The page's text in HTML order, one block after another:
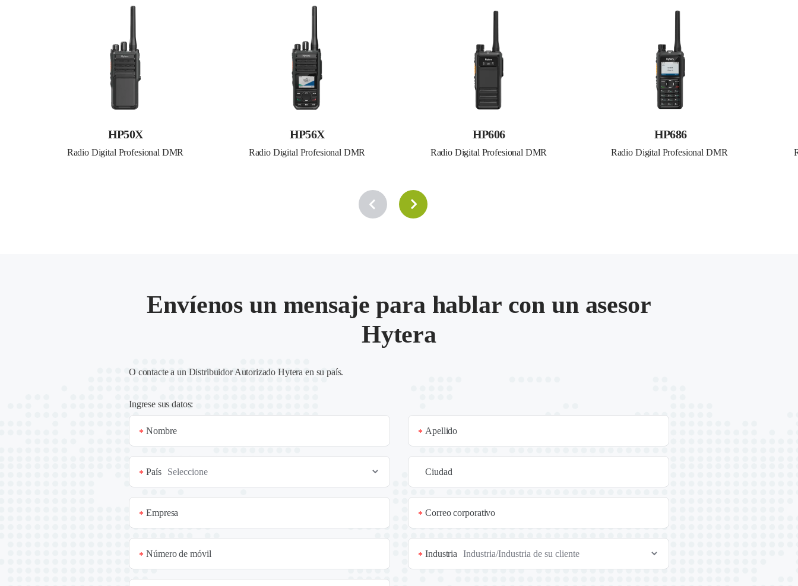
HP50X
Radio Digital Profesional DMR
HP56X
Radio Digital Profesional DMR
HP606
Radio Digital Profesional DMR
HP686
Radio Digital Profesional DMR
Envíenos un mensaje para hablar con un asesor
Hytera
O contacte a un Distribuidor Autorizado Hytera en su país.
Ingrese sus datos:
Nombre
* Apellido
*
País
* Ciudad
Empresa
* Correo corporativo
*
Número de móvil
* Industria
*